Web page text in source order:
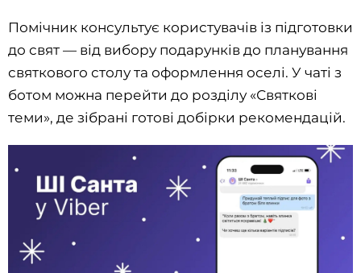
Помічник консультує користувачів із підготовки
до свят — від вибору подарунків до планування
святкового столу та оформлення оселі. У чаті з
ботом можна перейти до розділу «Святкові
теми», де зібрані готові добірки рекомендацій.